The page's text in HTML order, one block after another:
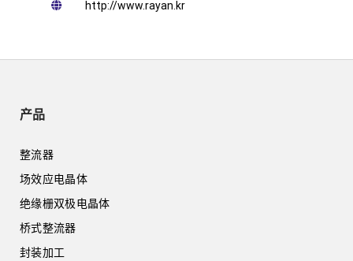
http://www.rayan.kr
产品
整流器
场效应电晶体
绝缘栅双极电晶体
桥式整流器
封装加工